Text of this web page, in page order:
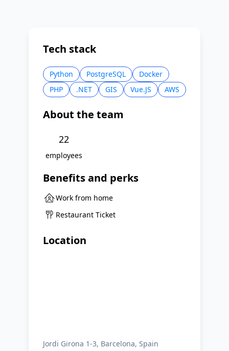
Tech stack
Python PostgreSQL
Docker
PHP
.NET GIS Vue.JS AWS
About the team
22
employees
Benefits and perks
Work from home
Restaurant Ticket
Location
Jordi Girona 1-3, Barcelona, Spain